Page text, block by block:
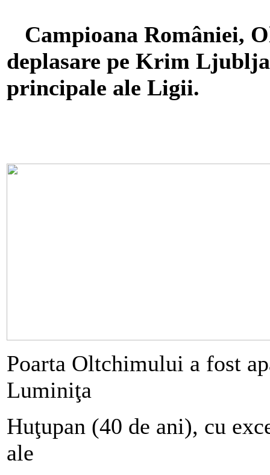
Campioana României,
deplasare pe Krim
principale ale Ligii.
Poarta Oltchimului a fost
Luminiţa
Huţupan (40 de ani), cu
ale